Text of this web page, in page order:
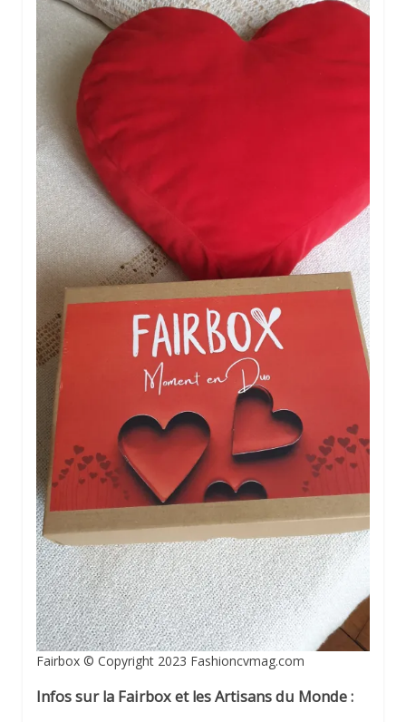
Fairbox © Copyright 2023 Fashioncvmag.com
Infos sur la Fairbox et les Artisans du Monde :